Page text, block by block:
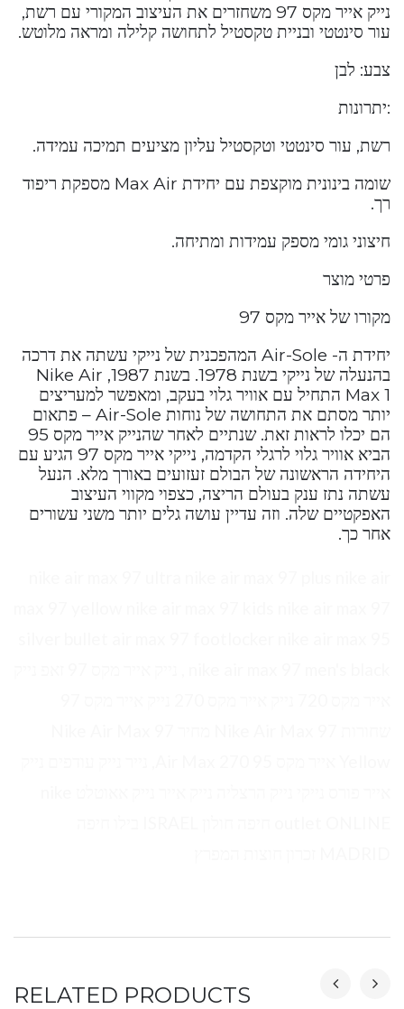
נייק אייר מקס 97 משחזרים את העיצוב המקורי עם רשת,
עור סינטטי ובניית טקסטיל לתחושה קלילה ומראה מלוטש.
צבע: לבן
:יתרונות
רשת, עור סינטטי וטקסטיל עליון מציעים תמיכה עמידה.
שומה בינונית מוקצפת עם יחידת Max Air מספקת ריפוד
רך.
חיצוני גומי מספק עמידות ומתיחה.
פרטי מוצר
מקורו של אייר מקס 97
יחידת ה- Air-Sole המהפכנית של נייקי עשתה את דרכה
בהנעלה של נייקי בשנת 1978. בשנת 1987, Nike Air
Max 1 התחיל עם אוויר גלוי בעקב, ומאפשר למעריצים
יותר מסתם את התחושה של נוחות Air-Sole – פתאום
הם יכלו לראות זאת. שנתיים לאחר שהנייק אייר מקס 95
הביא אוויר גלוי לרגלי הקדמה, נייקי אייר מקס 97 הגיע עם
היחידה הראשונה של הבולם זעזועים באורך מלא. הנעל
עשתה נתז ענק בעולם הריצה, כצפוי מקווי העיצוב
האפקטיים שלה. וזה עדיין עושה גלים יותר משני עשורים
אחר כך.
RELATED PRODUCTS